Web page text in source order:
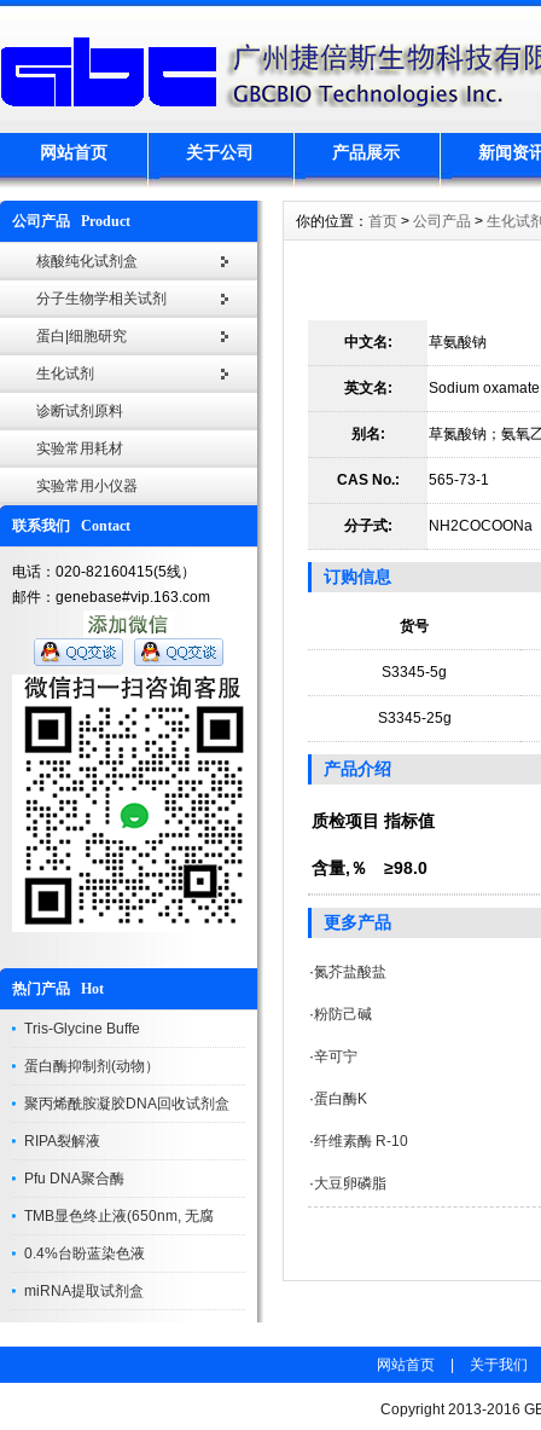
网站首页 关于公司 产品展示 新闻资
公司产品 Product
核酸纯化试剂盒
分子生物学相关试剂
蛋白|细胞研究
生化试剂
诊断试剂原料
实验常用耗材
实验常用小仪器
联系我们 Contact
电话：020-82160415(5线）
邮件：genebase#vip.163.com
热门产品 Hot
Tris-Glycine Buffe
蛋白酶抑制剂(动物）
聚丙烯酰胺凝胶DNA回收试剂盒
RIPA裂解液
Pfu DNA聚合酶
TMB显色终止液(650nm, 无腐
0.4%台盼蓝染色液
miRNA提取试剂盒
你的位置： 首页 > 公司产品 > 生化试
中文名: 草氨酸钠
英文名: Sodium oxamate
别名: 草氮酸钠；氨氧
CAS No.: 565-73-1
分子式: NH2COCOONa
订购信息
货号
S3345-5g
S3345-25g
产品介绍
质检项目 指标值
含量,％ ≥98.0
更多产品
·氮芥盐酸盐
·粉防己碱
·辛可宁
·蛋白酶K
·纤维素酶 R-10
·大豆卵磷脂
网站首页 关于我们
Copyright 2013-2016